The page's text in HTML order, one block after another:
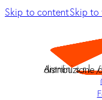
Skip to contentSkip
Aramini s.r.l. /